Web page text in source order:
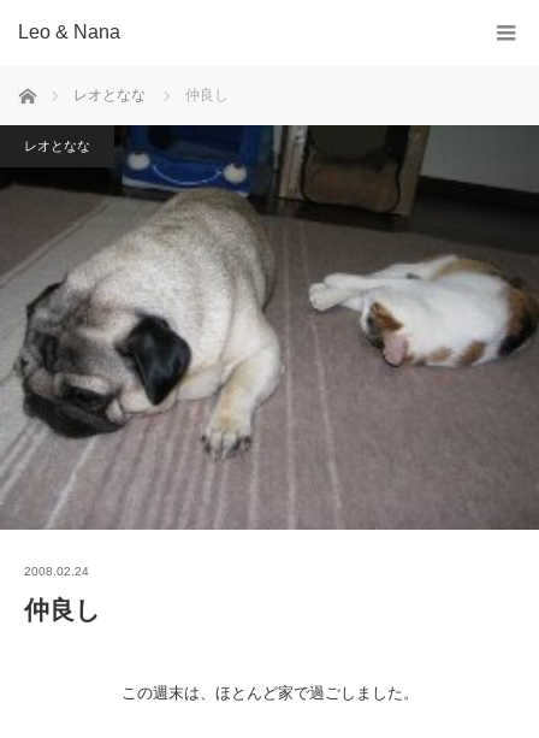
Leo & Nana
ホーム レオとなな 仲良し
レオとなな
2008.02.24
仲良し
この週末は、ほとんど家で過ごしました。